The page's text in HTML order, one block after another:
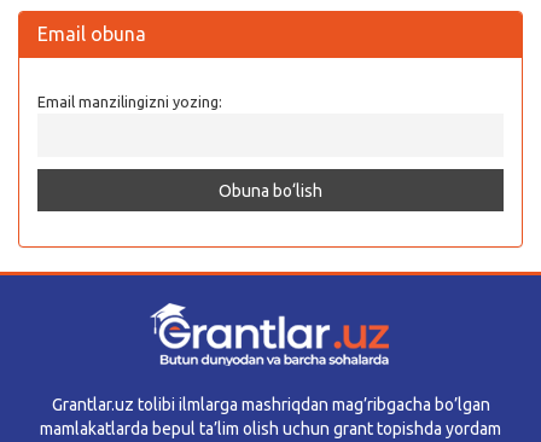
Email obuna
Email manzilingizni yozing:
Grantlar.uz tolibi ilmlarga mashriqdan mag’ribgacha bo’lgan
mamlakatlarda bepul ta’lim olish uchun grant topishda yordam